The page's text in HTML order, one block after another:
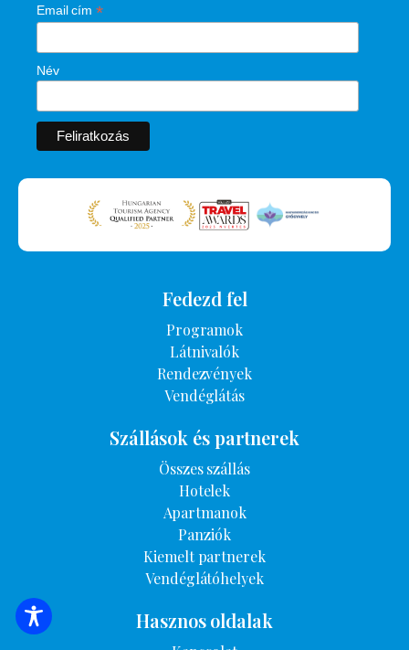
SZÁLLÁSOK KERESÉSE
Email cím *
Név
Fedezd fel
Programok
Látnivalók
Rendezvények
Vendéglátás
Szállások és partnerek
Összes szállás
Hotelek
Apartmanok
Panziók
Kiemelt partnerek
Vendéglátóhelyek
Hasznos oldalak